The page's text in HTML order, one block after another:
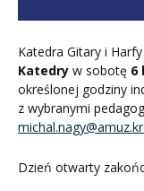
Katedra Gitary i
Katedry w sobotę 6
określonej godziny
z wybranymi
Dzień otwarty